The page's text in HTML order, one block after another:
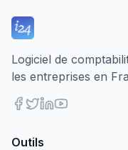
Logiciel de
les entreprises en
Outils